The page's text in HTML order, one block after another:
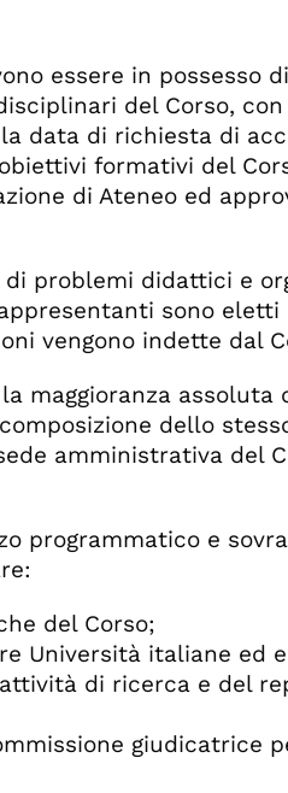
essere in possesso
del Corso,
data di richiesta di
formativi del
di Ateneo ed
problemi didattici e
sono eletti
vengono indette dal
maggioranza assoluta
dello
amministrativa del
programmatico e
del Corso;
Università italiane ed
di ricerca e del
giudicatrice